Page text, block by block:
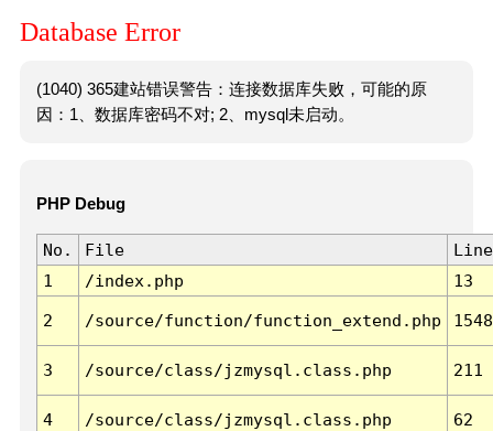
Database Error
(1040) 365建站错误警告：连接数据库失败，可能的原
因：1、数据库密码不对; 2、mysql未启动。
PHP Debug
No. File
Line
1
/index.php 13
2 /source/function/function_extend.php 1548
3 /source/class/jzmysql.class.php 211
4 /source/class/jzmysql.class.php 62